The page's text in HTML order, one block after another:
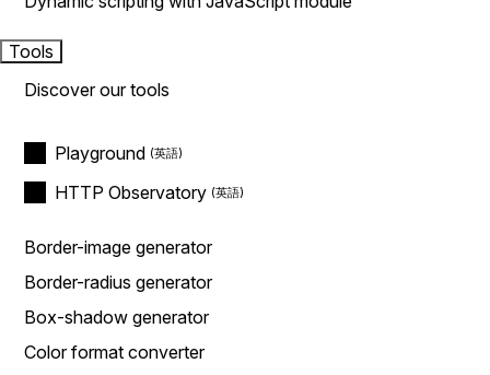
Tools
Discover our tools
Playground
HTTP Observatory
Border-image generator
Border-radius generator
Box-shadow generator
Color format converter